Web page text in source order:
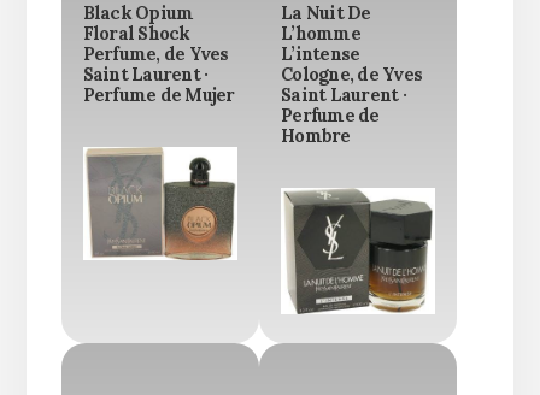
Black Opium
Floral Shock
Perfume, de Yves
Saint Laurent ·
Perfume de Mujer
La Nuit De
L’homme
L’intense
Cologne, de Yves
Saint Laurent ·
Perfume de
Hombre